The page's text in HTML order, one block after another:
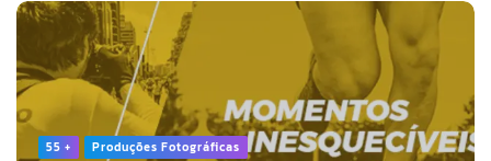
55 + Produções Fotográficas